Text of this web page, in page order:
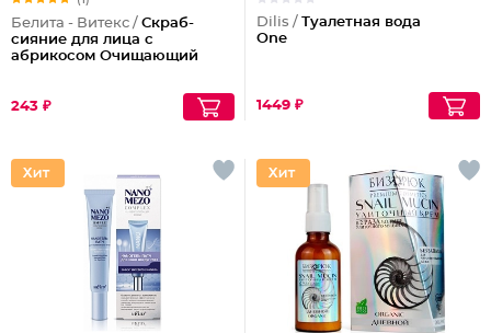
Белита - Витекс / Скраб-
сияние для лица с
абрикосом Очищающий
243 ₽
Dilis / Туалетная вода
One
1449 ₽